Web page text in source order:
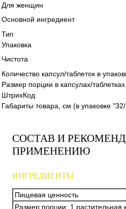
Для женщин
Основной ингредиент
Тип
Упаковка
Чистота
Количество капсул/таблеток в
Размер порции в капсулах/таблетках
ШтрихКод
Габариты товара, см (в упаковке
СОСТАВ И
ПРИМЕНЕНИЮ
ИНГРЕДИЕНТЫ
Пищевая ценность
Размер порции: 1 растительная